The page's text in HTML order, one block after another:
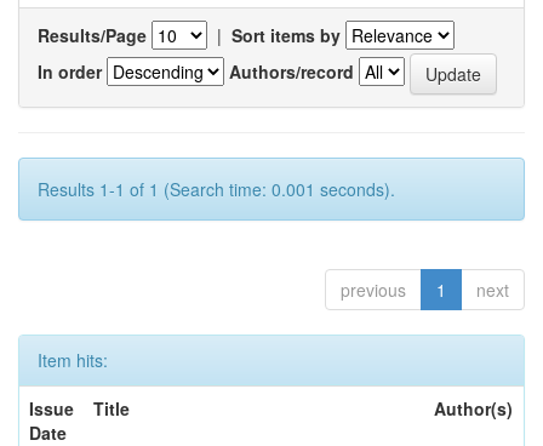
Results/Page | Sort items by
In order
Authors/record
Results 1-1 of 1 (Search time: 0.001 seconds).
previous 1 next
Item hits:
Issue
Date
Title Author(s)